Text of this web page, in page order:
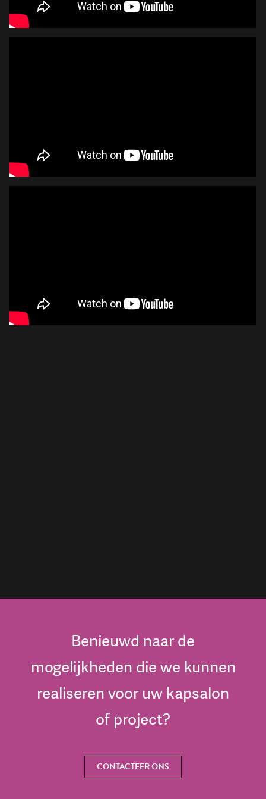
Benieuwd naar de
mogelijkheden die we kunnen
realiseren voor uw kapsalon
of project?
CONTACTEER ONS